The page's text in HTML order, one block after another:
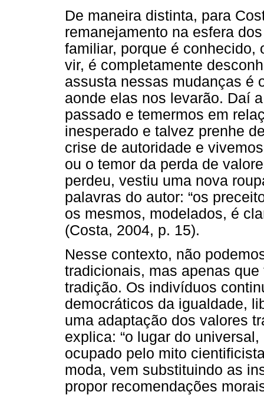
De maneira distinta, para
remanejamento na esfera
familiar, porque é conhecido,
vir, é completamente
assusta nessas mudanças é
aonde elas nos levarão. Daí
passado e temermos em
inesperado e talvez prenhe
crise de autoridade e
ou o temor da perda de
perdeu, vestiu uma nova
palavras do autor: “os
os mesmos, modelados, é
(Costa, 2004, p. 15).
Nesse contexto, não
tradicionais, mas apenas
tradição. Os indivíduos
democráticos da igualdade,
uma adaptação dos valores
explica: “o lugar do
ocupado pelo mito
moda, vem substituindo as
propor recomendações